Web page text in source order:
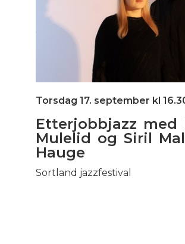
Torsdag 17. september kl
Etterjobbjazz med
Mulelid og Siril
Hauge
Sortland jazzfestival